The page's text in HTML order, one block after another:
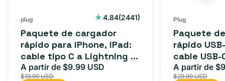
plug 4.84(2441)
2441
Paquete de cargador
rápido para iPhone, iPad:
cable tipo C a Lightning (1
m) + adaptador tipo C
Precio
de
A partir de $9.99 USD
$19.99 USD
Plug
Paquete
rápido
cable USB-
adaptador
Precio
de
A partir de
$29.99 USD